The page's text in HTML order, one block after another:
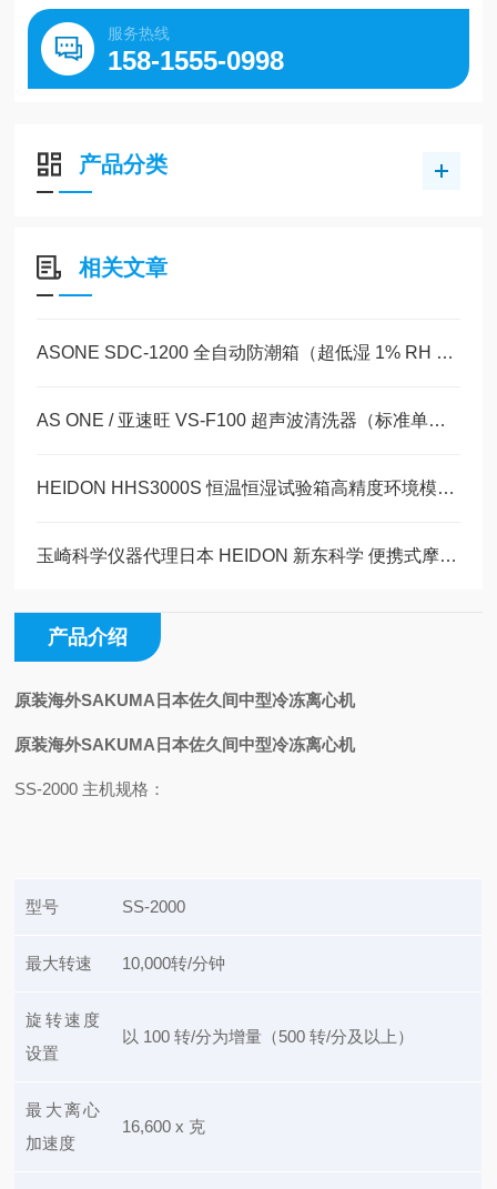
服务热线
158-1555-0998
产品分类
相关文章
ASONE SDC-1200 全自动防潮箱（超低湿 1% RH 级）玉崎科学仪器原装现货
AS ONE / 亚速旺 VS-F100 超声波清洗器（标准单频型）玉崎科学仪器原装现货
​HEIDON HHS3000S 恒温恒湿试验箱高精度环境模拟系统的性能分析与应用研究
玉崎科学仪器代理日本 HEIDON 新东科学 便携式摩擦计 3D Muse TYPE37i
产品介绍
原装海外SAKUMA日本佐久间中型冷冻离心机
原装海外SAKUMA日本佐久间中型冷冻离心机
SS-2000 主机规格：
型号 SS-2000
最大转速 10,000转/分钟
旋转速度
设置
以 100 转/分为增量（500 转/分及以上）
最大离心
加速度
16,600 x 克